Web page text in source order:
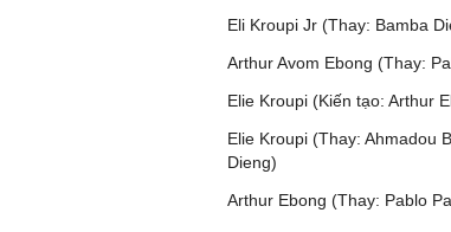
Eli Kroupi Jr (Thay: Bamba
Arthur Avom Ebong (Thay:
Elie Kroupi (Kiến tạo: Arthur
Elie Kroupi (Thay: Ahmadou
Dieng)
Arthur Ebong (Thay: Pablo